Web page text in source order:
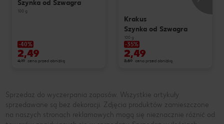
Szynka od Szwagra
100 g
-40%
2,49
4,19 cena przed obniżką
Krakus
Szynka od Szwagra
100 g
-35%
2,49
3,89 cena przed obniżką
Sprzedaż do wyczerpania zapasów. Wszystkie artykuły
sprzedawane są bez dekoracji. Zdjęcia produktów zamieszczone
na naszych stronach reklamowych mogą się nieznacznie różnić od